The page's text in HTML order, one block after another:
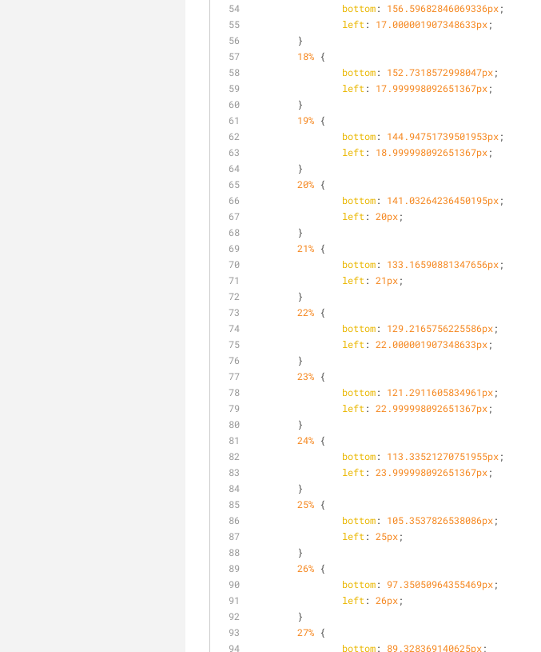
bottom: 156.59682846069336px;
left : 17.000001907348633px;
	}
18% {
bottom: 152.7318572998047px;
left : 17.999998092651367px;
	}
19% {
bottom: 144.94751739501953px;
left : 18.999998092651367px;
	}
20% {
bottom: 141.03264236450195px;
left : 20px;
	}
21% {
bottom: 133.16590881347656px;
left : 21px;
	}
22% {
bottom: 129.2165756225586px;
left : 22.000001907348633px;
	}
23% {
bottom: 121.2911605834961px;
left : 22.999998092651367px;
	}
24% {
bottom: 113.33521270751955px;
left : 23.999998092651367px;
	}
25% {
bottom: 105.3537826538086px;
left : 25px;
	}
26% {
bottom: 97.35050964355469px;
left : 26px;
	}
27% {
bottom: 89.328369140625px;